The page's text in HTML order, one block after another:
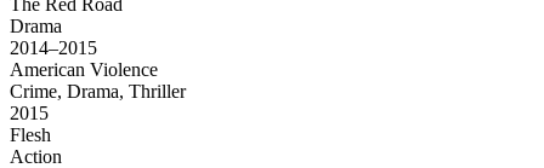
The Red Road
Drama
2014–2015
American Violence
Crime, Drama, Thriller
2015
Flesh
Action